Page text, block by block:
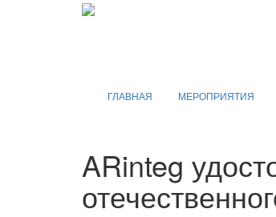
ГЛАВНАЯ МЕРОПРИЯТИЯ
ARinteg